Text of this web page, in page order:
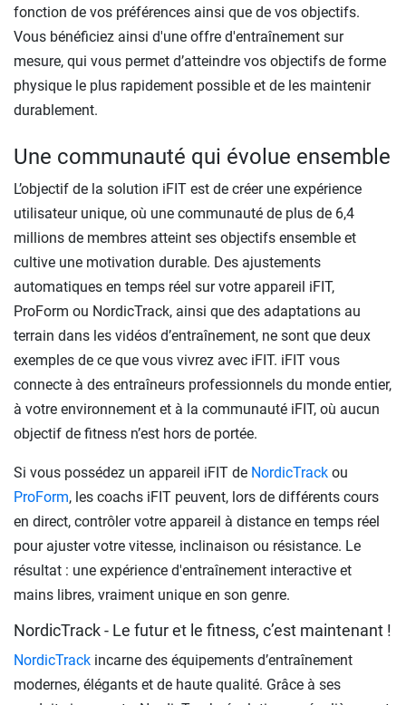
fonction de vos préférences ainsi que de vos objectifs.
Vous bénéficiez ainsi d'une offre d'entraînement sur
mesure, qui vous permet d’atteindre vos objectifs de forme
physique le plus rapidement possible et de les maintenir
durablement.
Une communauté qui évolue ensemble
L’objectif de la solution iFIT est de créer une expérience
utilisateur unique, où une communauté de plus de 6,4
millions de membres atteint ses objectifs ensemble et
cultive une motivation durable. Des ajustements
automatiques en temps réel sur votre appareil iFIT,
ProForm ou NordicTrack, ainsi que des adaptations au
terrain dans les vidéos d’entraînement, ne sont que deux
exemples de ce que vous vivrez avec iFIT. iFIT vous
connecte à des entraîneurs professionnels du monde entier,
à votre environnement et à la communauté iFIT, où aucun
objectif de fitness n’est hors de portée.
Si vous possédez un appareil iFIT de NordicTrack ou
ProForm, les coachs iFIT peuvent, lors de différents cours
en direct, contrôler votre appareil à distance en temps réel
pour ajuster votre vitesse, inclinaison ou résistance. Le
résultat : une expérience d'entraînement interactive et
mains libres, vraiment unique en son genre.
NordicTrack - Le futur et le fitness, c’est maintenant !
NordicTrack incarne des équipements d’entraînement
modernes, élégants et de haute qualité. Grâce à ses